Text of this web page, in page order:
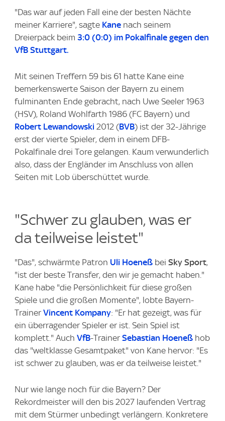
"Das war auf jeden Fall eine der besten Nächte
meiner Karriere", sagte Kane nach seinem
Dreierpack beim 3:0 (0:0) im Pokalfinale gegen den
VfB Stuttgart.
Mit seinen Treffern 59 bis 61 hatte Kane eine
bemerkenswerte Saison der Bayern zu einem
fulminanten Ende gebracht, nach Uwe Seeler 1963
(HSV), Roland Wohlfarth 1986 (FC Bayern) und
Robert Lewandowski 2012 (BVB) ist der 32-Jährige
erst der vierte Spieler, dem in einem DFB-
Pokalfinale drei Tore gelangen. Kaum verwunderlich
also, dass der Engländer im Anschluss von allen
Seiten mit Lob überschüttet wurde.
"Schwer zu glauben, was er
da teilweise leistet"
"Das", schwärmte Patron Uli Hoeneß bei Sky Sport,
"ist der beste Transfer, den wir je gemacht haben."
Kane habe "die Persönlichkeit für diese großen
Spiele und die großen Momente", lobte Bayern-
Trainer Vincent Kompany: "Er hat gezeigt, was für
ein überragender Spieler er ist. Sein Spiel ist
komplett." Auch VfB-Trainer Sebastian Hoeneß hob
das "weltklasse Gesamtpaket" von Kane hervor: "Es
ist schwer zu glauben, was er da teilweise leistet."
Nur wie lange noch für die Bayern? Der
Rekordmeister will den bis 2027 laufenden Vertrag
mit dem Stürmer unbedingt verlängern. Konkretere